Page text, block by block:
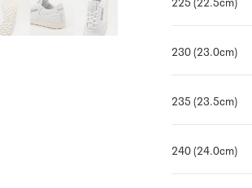
230 (23.0cm)
235 (23.5cm)
240 (24.0cm)